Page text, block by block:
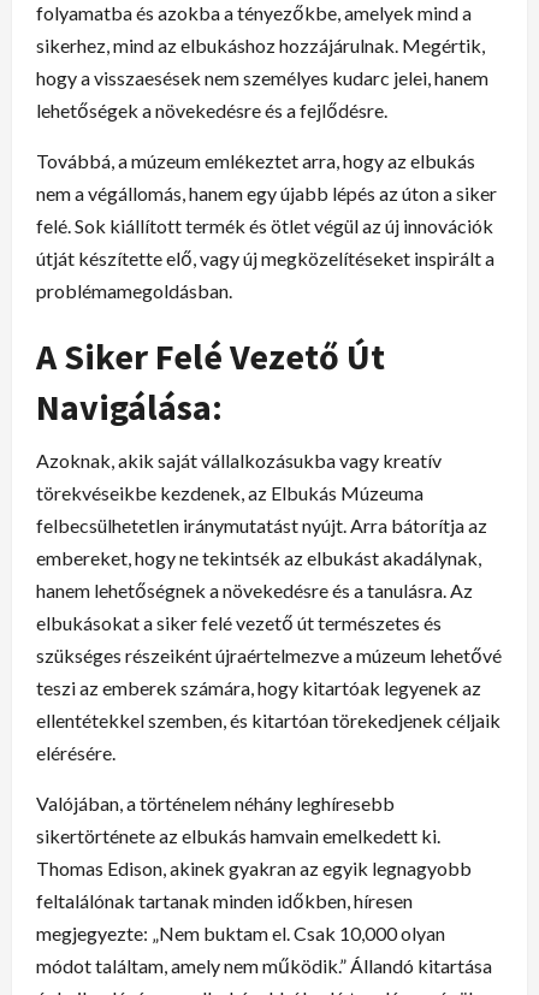
folyamatba és azokba a tényezőkbe, amelyek mind a
sikerhez, mind az elbukáshoz hozzájárulnak. Megértik,
hogy a visszaesések nem személyes kudarc jelei, hanem
lehetőségek a növekedésre és a fejlődésre.
Továbbá, a múzeum emlékeztet arra, hogy az elbukás
nem a végállomás, hanem egy újabb lépés az úton a siker
felé. Sok kiállított termék és ötlet végül az új innovációk
útját készítette elő, vagy új megközelítéseket inspirált a
problémamegoldásban.
A Siker Felé Vezető Út
Navigálása:
Azoknak, akik saját vállalkozásukba vagy kreatív
törekvéseikbe kezdenek, az Elbukás Múzeuma
felbecsülhetetlen iránymutatást nyújt. Arra bátorítja az
embereket, hogy ne tekintsék az elbukást akadálynak,
hanem lehetőségnek a növekedésre és a tanulásra. Az
elbukásokat a siker felé vezető út természetes és
szükséges részeiként újraértelmezve a múzeum lehetővé
teszi az emberek számára, hogy kitartóak legyenek az
ellentétekkel szemben, és kitartóan törekedjenek céljaik
elérésére.
Valójában, a történelem néhány leghíresebb
sikertörténete az elbukás hamvain emelkedett ki.
Thomas Edison, akinek gyakran az egyik legnagyobb
feltalálónak tartanak minden időkben, híresen
megjegyezte: „Nem buktam el. Csak 10,000 olyan
módot találtam, amely nem működik.” Állandó kitartása